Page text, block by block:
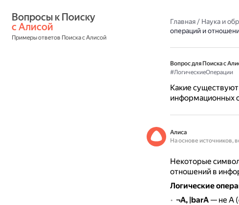
с Алисой
Примеры ответов Поиска с Алисой
Главная/ Наука и
операций и
Вопрос для Поиска с
#ЛогическиеОперации
Какие
информационных
Алиса
На основе источников,
Некоторые
отношений в
Логические
¬A, |barA— не A